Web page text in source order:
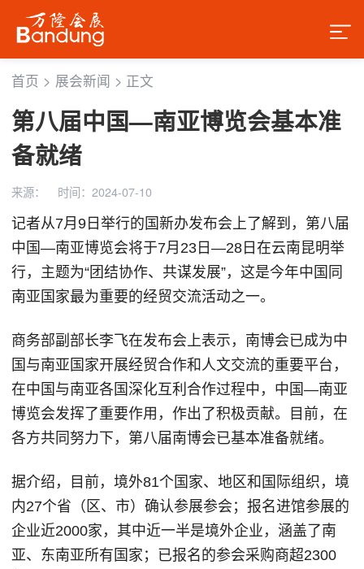
首页 > 展会新闻 > 正文
第八届中国—南亚博览会基本准
备就绪
来源：
时间：2024-07-10
记者从7月9日举行的国新办发布会上了解到，第八届
中国—南亚博览会将于7月23日—28日在云南昆明举
行，主题为“团结协作、共谋发展”，这是今年中国同
南亚国家最为重要的经贸交流活动之一。
商务部副部长李飞在发布会上表示，南博会已成为中
国与南亚国家开展经贸合作和人文交流的重要平台，
在中国与南亚各国深化互利合作过程中，中国—南亚
博览会发挥了重要作用，作出了积极贡献。目前，在
各方共同努力下，第八届南博会已基本准备就绪。
据介绍，目前，境外81个国家、地区和国际组织，境
内27个省（区、市）确认参展参会；报名进馆参展的
企业近2000家，其中近一半是境外企业，涵盖了南
亚、东南亚所有国家；已报名的参会采购商超2300